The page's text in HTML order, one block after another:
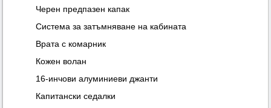
Черен предпазен капак
Система за затъмняване на кабината
Врата с комарник
Кожен волан
16-инчови алуминиеви джанти
Капитански седалки